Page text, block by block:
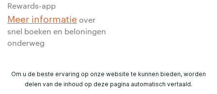
Rewards-app
Meer informatie over
snel boeken en beloningen
onderweg
Om u de beste ervaring op onze website te kunnen bieden, worden
delen van de inhoud op deze pagina automatisch vertaald.